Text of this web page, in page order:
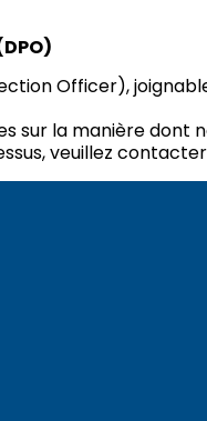
Officer),
sur la manière
veuillez